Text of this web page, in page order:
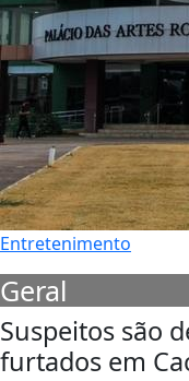
Entretenimento
Geral
Suspeitos são
furtados em